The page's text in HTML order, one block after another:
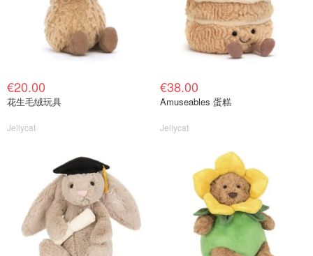
€20.00
花生毛绒玩具
Jellycat
€38.00
Amuseables 蛋糕
Jellycat